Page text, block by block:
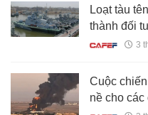
Loạt tàu
thành đối
3
Cuộc
nề cho các